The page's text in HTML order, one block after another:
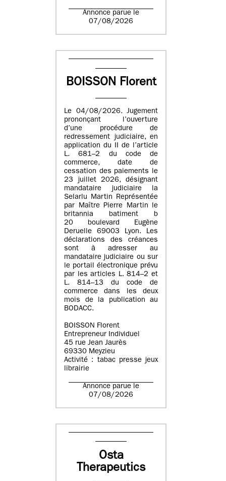
Annonce parue le
07/08/2026
BOISSON Florent
Le 04/08/2026. Jugement
prononçant l’ouverture
d’une procédure de
redressement judiciaire, en
application du II de l’article
L. 681–2 du code de
commerce, date de
cessation des paiements le
23 juillet 2026, désignant
mandataire judiciaire la
Selarlu Martin Représentée
par Maître Pierre Martin le
britannia batiment b
20 boulevard Eugène
Deruelle 69003 Lyon. Les
déclarations des créances
sont à adresser au
mandataire judiciaire ou sur
le portail électronique prévu
par les articles L. 814–2 et
L. 814–13 du code de
commerce dans les deux
mois de la publication au
BODACC.
BOISSON Florent
Entrepreneur Individuel
45 rue Jean Jaurès
69330 Meyzieu
Activité : tabac presse jeux
librairie
Annonce parue le
07/08/2026
Osta
Therapeutics